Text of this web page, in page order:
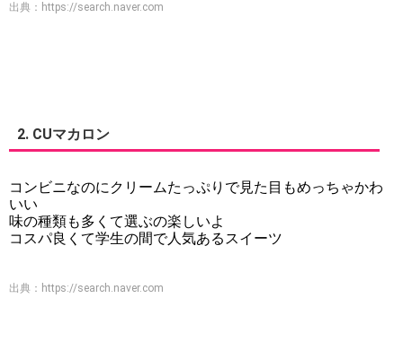
出典： https://search.naver.com
2. CUマカロン
コンビニなのにクリームたっぷりで見た目もめっちゃかわ
いい
味の種類も多くて選ぶの楽しいよ
コスパ良くて学生の間で人気あるスイーツ
出典： https://search.naver.com